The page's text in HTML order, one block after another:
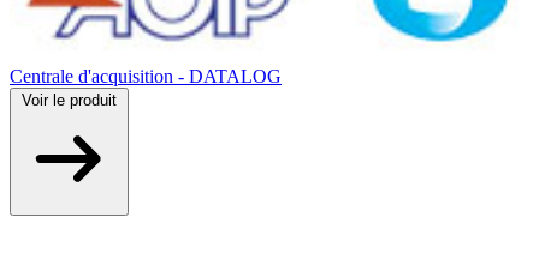
Centrale d'acquisition - DATALOG
Voir le produit